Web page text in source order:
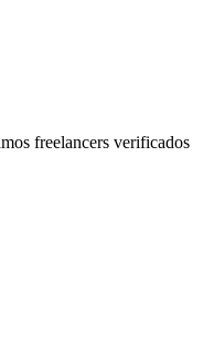
freelancers verificados